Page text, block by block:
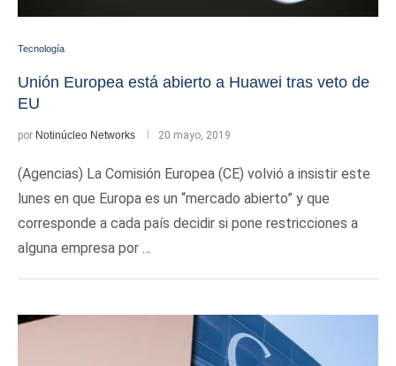
Tecnología
Unión Europea está abierto a Huawei tras veto de
EU
por Notinúcleo Networks 20 mayo, 2019
(Agencias) La Comisión Europea (CE) volvió a insistir este
lunes en que Europa es un “mercado abierto” y que
corresponde a cada país decidir si pone restricciones a
alguna empresa por …